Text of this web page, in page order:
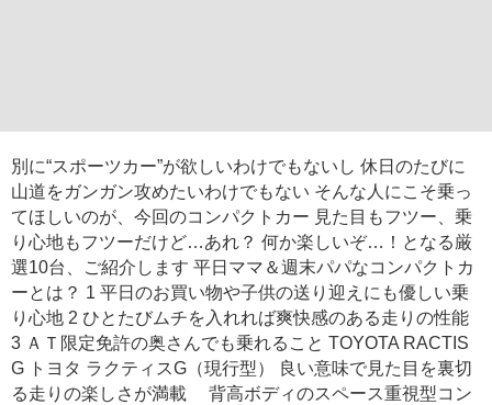
別に“スポーツカー”が欲しいわけでもないし 休日のたびに
山道をガンガン攻めたいわけでもない そんな人にこそ乗っ
てほしいのが、今回のコンパクトカー 見た目もフツー、乗
り心地もフツーだけど…あれ？ 何か楽しいぞ…！となる厳
選10台、ご紹介します 平日ママ＆週末パパなコンパクトカ
ーとは？ 1 平日のお買い物や子供の送り迎えにも優しい乗
り心地 2 ひとたびムチを入れれば爽快感のある走りの性能
3 ＡＴ限定免許の奥さんでも乗れること TOYOTA RACTIS
G トヨタ ラクティスG（現行型） 良い意味で見た目を裏切
る走りの楽しさが満載 背高ボディのスペース重視型コン